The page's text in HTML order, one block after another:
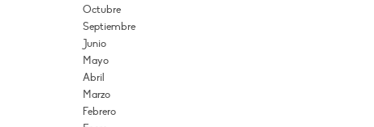
Octubre
Septiembre
Junio
Mayo
Abril
Marzo
Febrero